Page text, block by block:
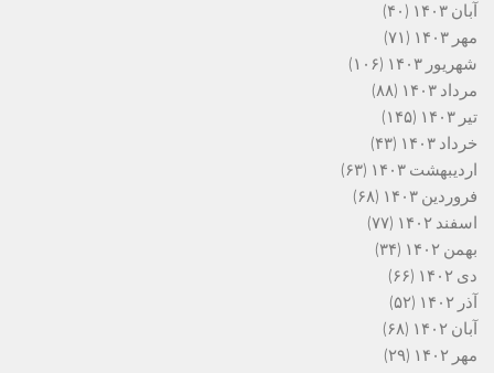
آبان ۱۴۰۳
(۴۰)
مهر ۱۴۰۳
(۷۱)
شهریور ۱۴۰۳
(۱۰۶)
مرداد ۱۴۰۳
(۸۸)
تیر ۱۴۰۳
(۱۴۵)
خرداد ۱۴۰۳
(۴۳)
اردیبهشت ۱۴۰۳
(۶۳)
فروردین ۱۴۰۳
(۶۸)
اسفند ۱۴۰۲
(۷۷)
بهمن ۱۴۰۲
(۳۴)
دی ۱۴۰۲
(۶۶)
آذر ۱۴۰۲
(۵۲)
آبان ۱۴۰۲
(۶۸)
مهر ۱۴۰۲
(۲۹)